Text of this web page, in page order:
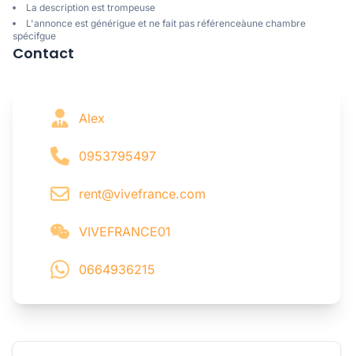
La description est trompeuse
L'annonce est générigue et ne fait pas référenceàune chambre
spécifgue
Contact
Alex
0953795497
rent@vivefrance.com
VIVEFRANCE01
0664936215